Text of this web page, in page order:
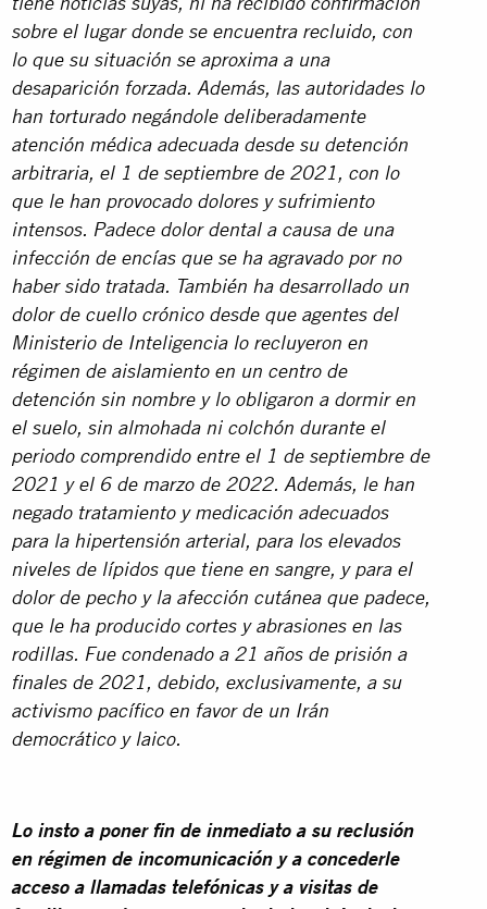
tiene noticias suyas, ni ha recibido confirmación
sobre el lugar donde se encuentra recluido, con
lo que su situación se aproxima a una
desaparición forzada. Además, las autoridades lo
han torturado negándole deliberadamente
atención médica adecuada desde su detención
arbitraria, el 1 de septiembre de 2021, con lo
que le han provocado dolores y sufrimiento
intensos. Padece dolor dental a causa de una
infección de encías que se ha agravado por no
haber sido tratada. También ha desarrollado un
dolor de cuello crónico desde que agentes del
Ministerio de Inteligencia lo recluyeron en
régimen de aislamiento en un centro de
detención sin nombre y lo obligaron a dormir en
el suelo, sin almohada ni colchón durante el
periodo comprendido entre el 1 de septiembre de
2021 y el 6 de marzo de 2022. Además, le han
negado tratamiento y medicación adecuados
para la hipertensión arterial, para los elevados
niveles de lípidos que tiene en sangre, y para el
dolor de pecho y la afección cutánea que padece,
que le ha producido cortes y abrasiones en las
rodillas. Fue condenado a 21 años de prisión a
finales de 2021, debido, exclusivamente, a su
activismo pacífico en favor de un Irán
democrático y laico.
Lo insto a poner fin de inmediato a su reclusión
en régimen de incomunicación y a concederle
acceso a llamadas telefónicas y a visitas de